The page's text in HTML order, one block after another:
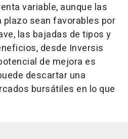
variable, aunque las
sean favorables por
las bajadas de tipos y
desde Inversis
de mejora es
descartar una
bursátiles en lo que